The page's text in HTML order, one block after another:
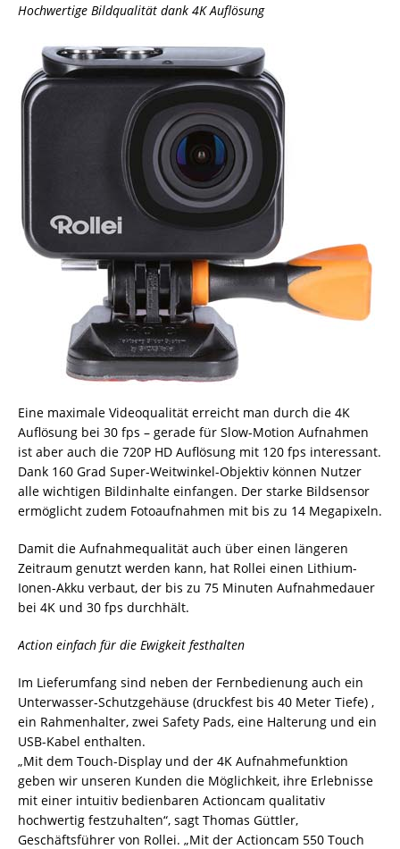
Hochwertige Bildqualität dank 4K Auflösung
Eine maximale Videoqualität erreicht man durch die 4K
Auflösung bei 30 fps – gerade für Slow-Motion Aufnahmen
ist aber auch die 720P HD Auflösung mit 120 fps interessant.
Dank 160 Grad Super-Weitwinkel-Objektiv können Nutzer
alle wichtigen Bildinhalte einfangen. Der starke Bildsensor
ermöglicht zudem Fotoaufnahmen mit bis zu 14 Megapixeln.
Damit die Aufnahmequalität auch über einen längeren
Zeitraum genutzt werden kann, hat Rollei einen Lithium-
Ionen-Akku verbaut, der bis zu 75 Minuten Aufnahmedauer
bei 4K und 30 fps durchhält.
Action einfach für die Ewigkeit festhalten
Im Lieferumfang sind neben der Fernbedienung auch ein
Unterwasser-Schutzgehäuse (druckfest bis 40 Meter Tiefe) ,
ein Rahmenhalter, zwei Safety Pads, eine Halterung und ein
USB-Kabel enthalten.
„Mit dem Touch-Display und der 4K Aufnahmefunktion
geben wir unseren Kunden die Möglichkeit, ihre Erlebnisse
mit einer intuitiv bedienbaren Actioncam qualitativ
hochwertig festzuhalten“, sagt Thomas Güttler,
Geschäftsführer von Rollei. „Mit der Actioncam 550 Touch